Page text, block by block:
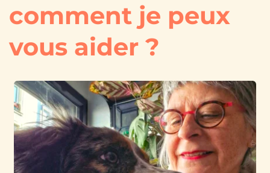
comment je peux
vous aider ?